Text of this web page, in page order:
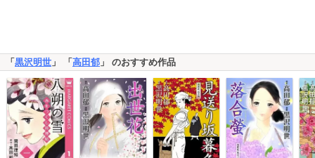
「 黒沢明世 」 「 高田郁 」 のおすすめ作品